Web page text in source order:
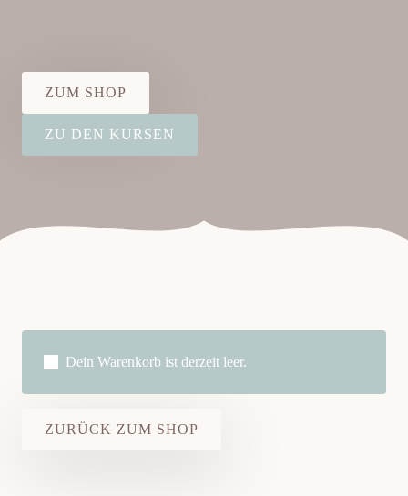
ZUM SHOP
ZU DEN KURSEN
Dein Warenkorb ist derzeit leer.
ZURÜCK ZUM SHOP